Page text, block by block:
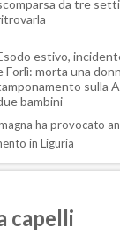
da tre
estivo,
Forlì: morta una
sulla
bambini
ha provocato
in Liguria
capelli